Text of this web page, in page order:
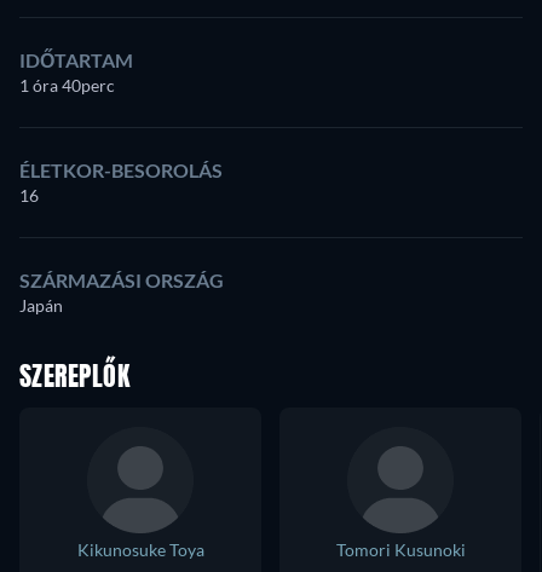
IDŐTARTAM
1 óra 40perc
ÉLETKOR-BESOROLÁS
16
SZÁRMAZÁSI ORSZÁG
Japán
SZEREPLŐK
Kikunosuke Toya
Tomori Kusunoki